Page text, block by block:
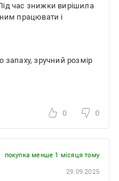
час знижки вирішила
працювати і
запаху, зручний розмір
0 0
покупка менше 1 місяця томy
29.09.2025